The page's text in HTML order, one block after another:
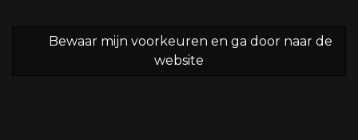
Bewaar mijn voorkeuren en ga door naar de
website